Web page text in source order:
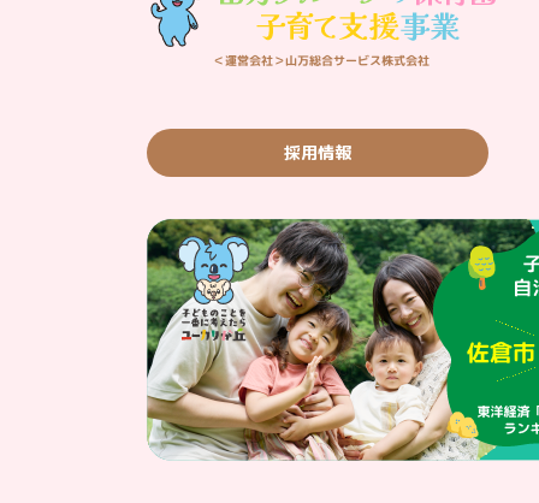
採用情報
＜運営会社＞山万総合サービス株式会社